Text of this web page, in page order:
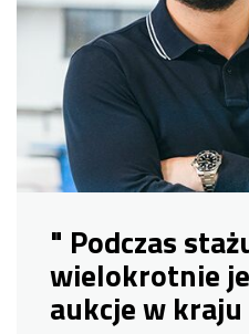
" Podczas
wielokrotnie
aukcje w